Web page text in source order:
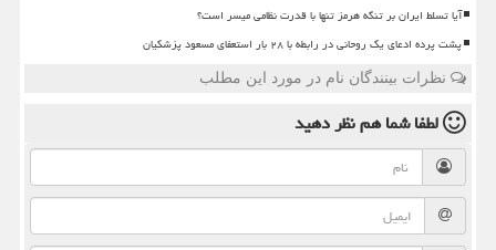
آیا تسلط ایران بر تنگه هرمز تنها با قدرت نظامی میسر است؟
پشت پرده ادعای یک روحانی در رابطه با ۲۸ بار استعفای مسعود پزشکیان
نظرات بینندگان نام در مورد این مطلب
لطفا شما همنظر دهید